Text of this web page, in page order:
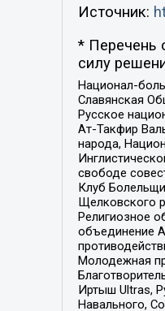
Источник:
* Перечень
силу
Национал-
Славянская
Русское
Ат-Такфир
народа,
свободе
Клуб
Щелковского
Религиозное
объединение
Молодежная
Иртыш Ultras,
Навального,